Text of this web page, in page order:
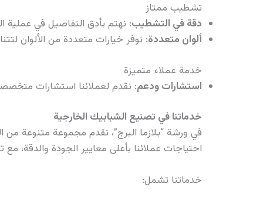
تشطيب ممتاز
دقة في التشطيب: نهتم بأدق التفاصيل في عملية
ألوان متعددة: نوفر خيارات متعددة من الألوان
خدمة عملاء متميزة
استشارات ودعم: نقدم لعملائنا استشارات
خدماتنا في تصنيع الشبابيك الخارجية
احتياجات عملائنا بأعلى معايير الجودة والدقة،
خدماتنا تشمل: